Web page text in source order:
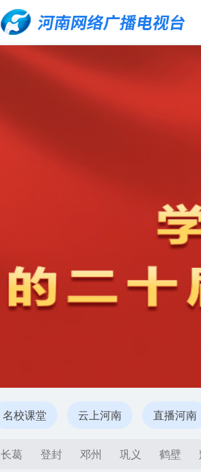
名校课堂 云上河南 直播河南
长葛 登封 邓州 巩义 鹤壁